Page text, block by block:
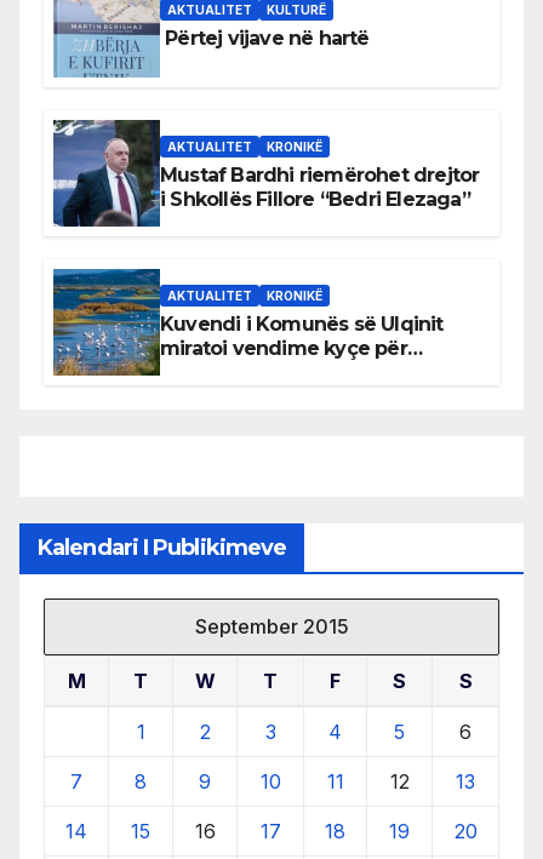
AKTUALITET KULTURË
Përtej vijave në hartë
AKTUALITET KRONIKË
Mustaf Bardhi riemërohet drejtor
i Shkollës Fillore “Bedri Elezaga”
AKTUALITET KRONIKË
Kuvendi i Komunës së Ulqinit
miratoi vendime kyçe për
Kalendari I Publikimeve
September 2015
M T W T F S S
1 2 3 4 5 6
7 8 9 10 11 12 13
14 15 16 17 18 19 20